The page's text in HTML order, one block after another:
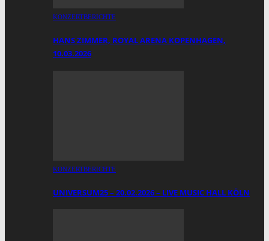
KONZERTBERICHTE
HANS ZIMMER, ROYAL ARENA KOPENHAGEN,
10.03.2026
KONZERTBERICHTE
UNIVERSUM25 – 20.02.2026 – LIVE MUSIC HALL KÖLN